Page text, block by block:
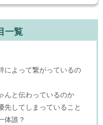
一覧
によって繋がっているの
んと伝わっているのか
先してしまっていること
体誰？